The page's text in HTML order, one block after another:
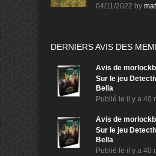
04/11/2022 by
DERNIERS AVIS DES
Avis de
Sur le jeu
Bella
Publié le il y a 40
Avis de
Sur le jeu
Bella
Publié le il y a 40